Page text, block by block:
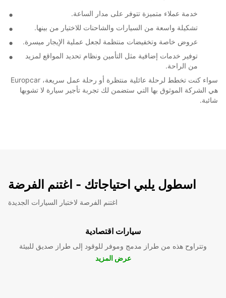
خدمة عملاء متميزة تتوفر على مدار الساعة.
تشكيلة واسعة من السيارات والشاحنات للاختيار من بينها.
عروض خاصة وتخفيضات منتظمة لجعل عملية الإيجار ميسرة.
توفير خدمات إضافية مثل التأمين ونظام تحديد المواقع لمزيد
من الراحة.
سواء كنت تخطط لرحلة عائلية منتظرة أو رحلة عمل سريعة، Europcar
هي الشركة الموثوق بها التي ستضمن لك تجربة تأجير سيارة لا تشوبها
شائبة.
اسطول يلبي احتياجاتك - اغتنم الفرضة
اغتنم الفرصة لاختبار السيارات الجديدة
سيارات اقتصادية
وتتراوح هذه من طراز مدمج وموفر للوقود إلى طراز صديق للبيئة
عرض المزيد